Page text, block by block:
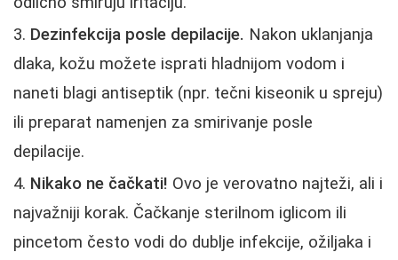
Dezinfekcija posle depilacije. Nakon uklanjanja
dlaka, kožu možete isprati hladnijom vodom i
naneti blagi antiseptik (npr. tečni kiseonik u spreju)
ili preparat namenjen za smirivanje posle
depilacije.
Nikako ne čačkati! Ovo je verovatno najteži, ali i
najvažniji korak. Čačkanje sterilnom iglicom ili
pincetom često vodi do dublje infekcije, ožiljaka i